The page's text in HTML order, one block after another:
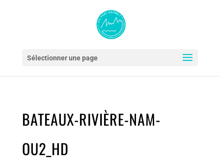
Sélectionner une page
BATEAUX-RIVIÈRE-NAM-
OU2_HD